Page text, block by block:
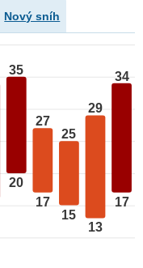
Nový sníh
35
20
27
17
25
15
29
13
34
17